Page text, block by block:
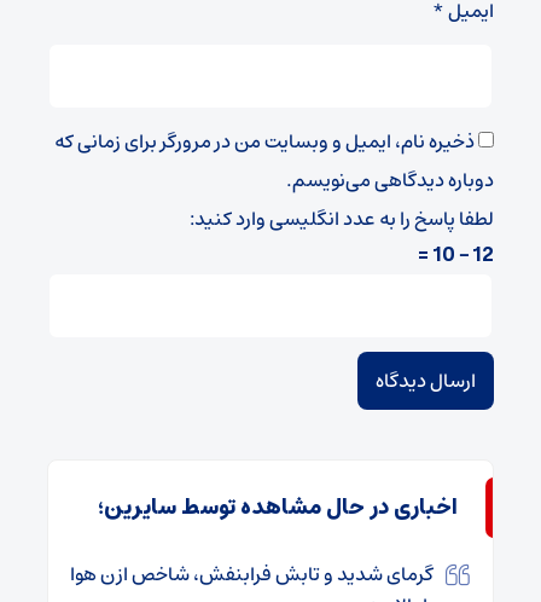
ایمیل*
ذخیره نام، ایمیل و وبسایت من در مرورگر برای زمانی که
دوباره دیدگاهی می‌نویسم.
لطفا پاسخ را به عدد انگلیسی وارد کنید:
12 − 10 =
اخباری در حال مشاهده توسط سایرین؛
گرمای شدید و تابش فرابنفش، شاخص ازن هوا